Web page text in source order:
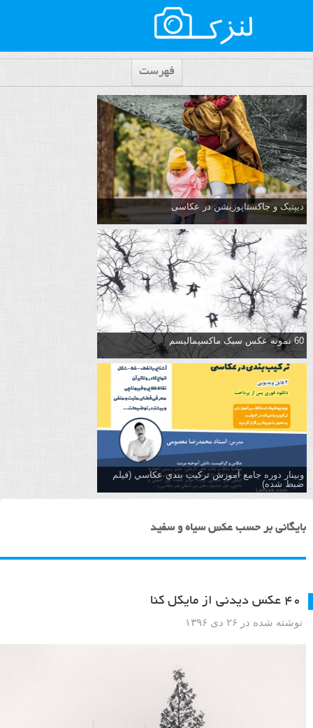
فهرست
دیپتیک و جاکستا‌پوزیشن در عکاسی
60 نمونه عکس سبک ماکسیمالیسم
وبینار دوره جامع آموزش تركيب بندي عكاسي (فیلم
ضبط شده)
بایگانی بر حسب عکس سیاه و سفید
۴۰ عکس دیدنی از مایکل کنا
نوشته شده در ۲۶ دی ۱۳۹۶